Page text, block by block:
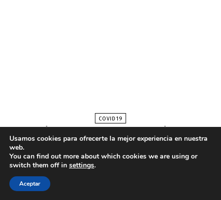
Usamos cookies para ofrecerte la mejor experiencia en nuestra
web.
You can find out more about which cookies we are using or
switch them off in settings.
Aceptar